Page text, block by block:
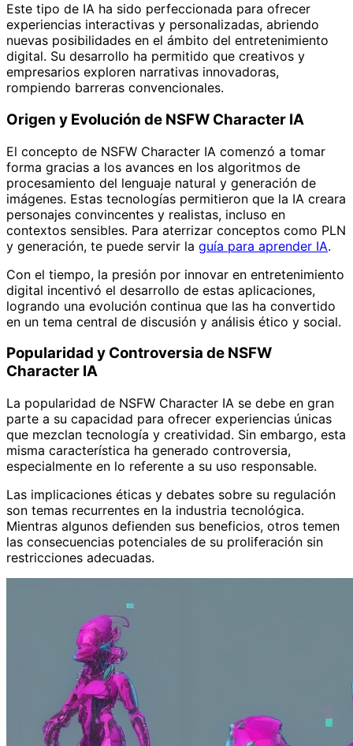
Este tipo de IA ha sido perfeccionada para ofrecer
experiencias interactivas y personalizadas, abriendo
nuevas posibilidades en el ámbito del entretenimiento
digital. Su desarrollo ha permitido que creativos y
empresarios exploren narrativas innovadoras,
rompiendo barreras convencionales.
Origen y Evolución de NSFW Character IA
El concepto de NSFW Character IA comenzó a tomar
forma gracias a los avances en los algoritmos de
procesamiento del lenguaje natural y generación de
imágenes. Estas tecnologías permitieron que la IA creara
personajes convincentes y realistas, incluso en
contextos sensibles. Para aterrizar conceptos como PLN
y generación, te puede servir la guía para aprender IA.
Con el tiempo, la presión por innovar en entretenimiento
digital incentivó el desarrollo de estas aplicaciones,
logrando una evolución continua que las ha convertido
en un tema central de discusión y análisis ético y social.
Popularidad y Controversia de NSFW
Character IA
La popularidad de NSFW Character IA se debe en gran
parte a su capacidad para ofrecer experiencias únicas
que mezclan tecnología y creatividad. Sin embargo, esta
misma característica ha generado controversia,
especialmente en lo referente a su uso responsable.
Las implicaciones éticas y debates sobre su regulación
son temas recurrentes en la industria tecnológica.
Mientras algunos defienden sus beneficios, otros temen
las consecuencias potenciales de su proliferación sin
restricciones adecuadas.